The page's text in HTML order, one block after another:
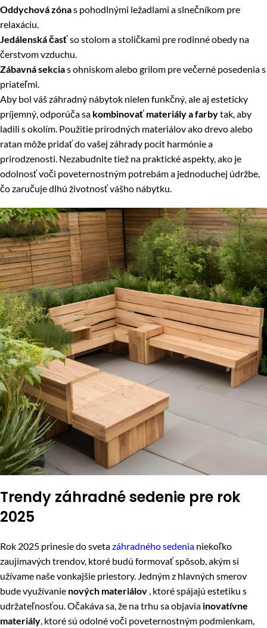
Oddychová zónas pohodlnými ležadlami a slnečníkom pre
relaxáciu.
Jedálenská časťso stolom a stoličkami pre rodinné obedy na
čerstvom vzduchu.
Zábavná sekcias ohniskom alebo grilom pre večerné posedenia s
priateľmi.
Aby bol váš záhradný nábytok nielen funkčný, ale aj esteticky
príjemný, odporúča sa kombinovať materiály a farbytak, aby
ladili s okolím. Použitie prírodných materiálov ako drevo alebo
ratan môže pridať do vašej záhrady pocit harmónie a
prirodzenosti. Nezabudnite tiež na praktické aspekty, ako je
odolnosť voči poveternostným potrebám a jednoduchej údržbe,
čo zaručuje dlhú životnosť vášho nábytku.
Trendy záhradné sedenie pre rok
2025
Rok 2025 prinesie do svetazáhradného sedenia niekoľko
zaujímavých trendov, ktoré budú formovať spôsob, akým si
užívame naše vonkajšie priestory. Jedným z hlavných smerov
bude využívanie nových materiálov , ktoré spájajú estetiku s
udržateľnosťou. Očakáva sa, že na trhu sa objavia inovatívne
materiály , ktoré sú odolné voči poveternostným podmienkam,